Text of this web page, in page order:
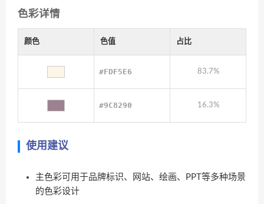
色彩详情
颜色 色值 占比
#FDF5E6 83.7%
#9C8290 16.3%
使用建议
主色彩可用于品牌标识、网站、绘画、PPT等多种场景
的色彩设计